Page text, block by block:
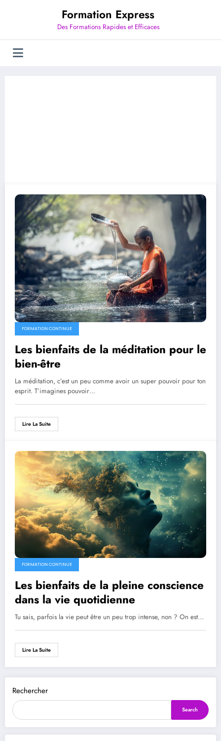
Formation Express
Des Formations Rapides et Efficaces
Rechercher
Search
FORMATION CONTINUE
Les bienfaits de la méditation pour le
bien-être
La méditation, c’est un peu comme avoir un super pouvoir pour ton
esprit. T’imagines pouvoir…
Lire La Suite
FORMATION CONTINUE
Les bienfaits de la pleine conscience
dans la vie quotidienne
Tu sais, parfois la vie peut être un peu trop intense, non ? On est…
Lire La Suite